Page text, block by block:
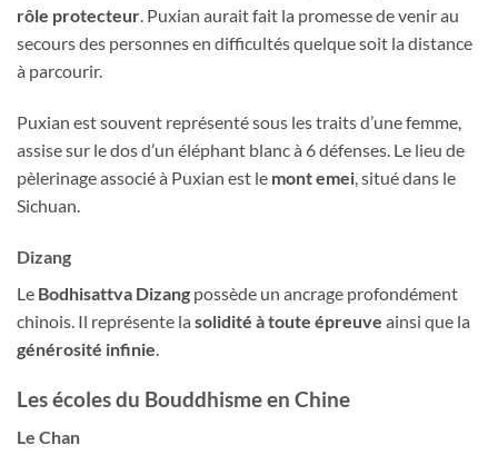
rôle protecteur. Puxian aurait fait la promesse de venir au
secours des personnes en difficultés quelque soit la distance
à parcourir.
Puxian est souvent représenté sous les traits d’une femme,
assise sur le dos d’un éléphant blanc à 6 défenses. Le lieu de
pèlerinage associé à Puxian est le mont emei, situé dans le
Sichuan.
Dizang
Le Bodhisattva Dizang possède un ancrage profondément
chinois. Il représente la solidité à toute épreuve ainsi que la
générosité infinie.
Les écoles du Bouddhisme en Chine
Le Chan